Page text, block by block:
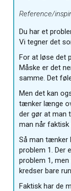
Du har et
Vi tegner det
For at løse det
Måske er det
samme. Det
Men det kan
tænker længe
der gør at man
man når faktisk
Så man tænker
problem 1. Der
problem 1,
kredser bare
Faktisk har de